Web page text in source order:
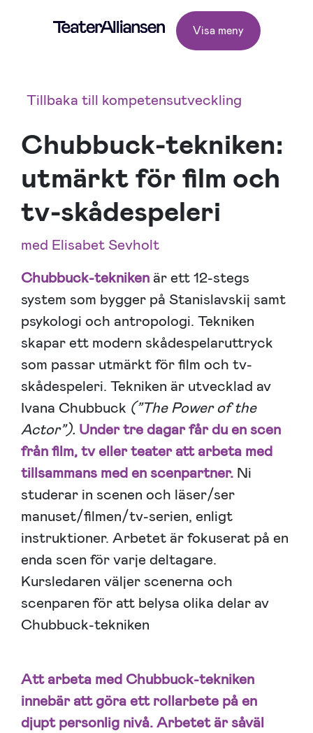
Visa meny
Tillbaka till kompetensutveckling
Chubbuck-tekniken:
utmärkt för film och
tv-skådespeleri
med Elisabet Sevholt
Chubbuck-tekniken är ett 12-stegs
system som bygger på Stanislavskij samt
psykologi och antropologi. Tekniken
skapar ett modern skådespelaruttryck
som passar utmärkt för film och tv-
skådespeleri. Tekniken är utvecklad av
Ivana Chubbuck (”The Power of the
Actor”). Under tre dagar får du en scen
från film, tv eller teater att arbeta med
tillsammans med en scenpartner. Ni
studerar in scenen och läser/ser
manuset/filmen/tv-serien, enligt
instruktioner. Arbetet är fokuserat på en
enda scen för varje deltagare.
Kursledaren väljer scenerna och
scenparen för att belysa olika delar av
Chubbuck-tekniken
Att arbeta med Chubbuck-tekniken
innebär att göra ett rollarbete på en
djupt personlig nivå.Arbetet är såväl